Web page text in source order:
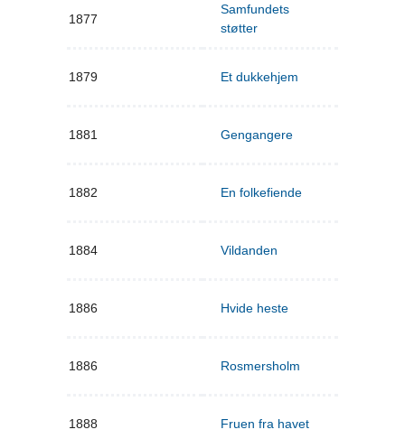
1877
Samfundets
støtter
1879 Et dukkehjem
1881 Gengangere
1882 En folkefiende
1884 Vildanden
1886 Hvide heste
1886 Rosmersholm
1888 Fruen fra havet